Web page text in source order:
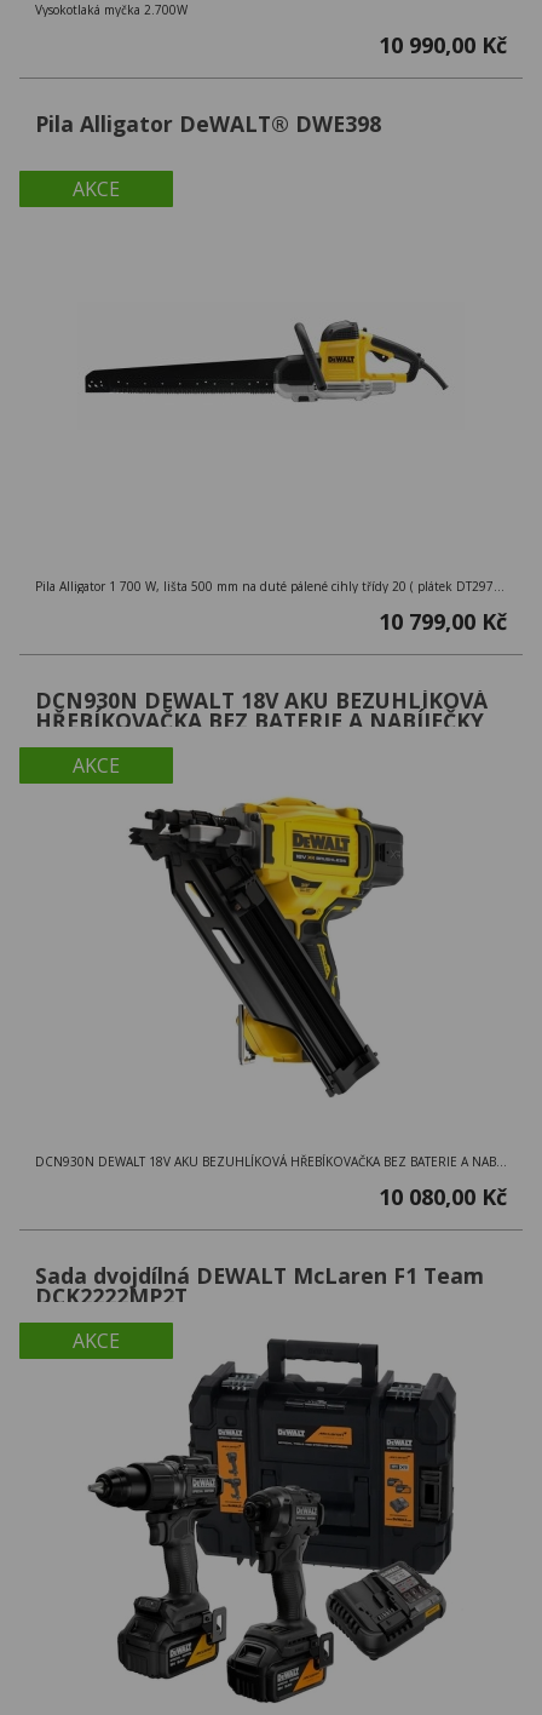
Vysokotlaká myčka 2.700W
10 990,00 Kč
AKCE
Pila Alligator DeWALT® DWE398
10 799,00 Kč
AKCE
DCN930N DEWALT 18V AKU BEZUHLÍKOVÁ
HŘEBÍKOVAČKA BEZ BATERIE A NABÍJEČKY
DCN930N DEWALT 18V AKU BEZUHLÍKOVÁ HŘEBÍKOVAČKA BEZ BATERIE A NABÍJEČKY
10 080,00 Kč
AKCE
Sada dvojdílná DEWALT McLaren F1 Team
DCK2222MP2T